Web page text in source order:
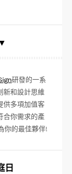
研發的一系
新和設計思維
供多項加值客
合你需求的產
你的最佳夥伴!
日